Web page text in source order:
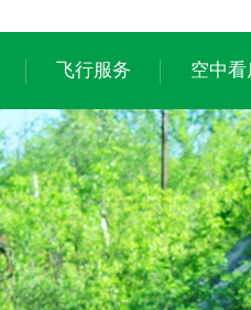
飞行服务 空中看